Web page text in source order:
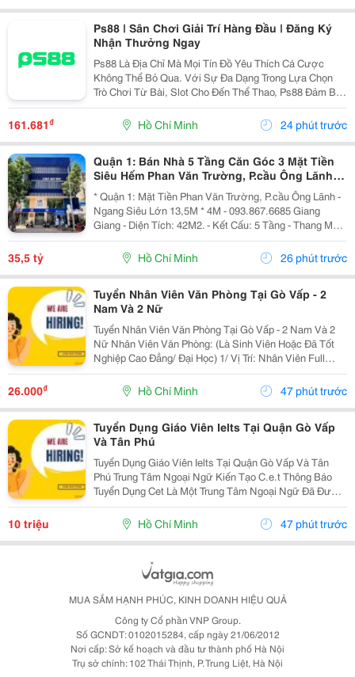
Ps88 | Sân Chơi Giải Trí Hàng Đầu | Đăng Ký
Nhận Thưởng Ngay
Ps88 Là Địa Chỉ Mà Mọi Tín Đồ Yêu Thích Cá Cược
Không Thể Bỏ Qua. Với Sự Đa Dạng Trong Lựa Chọn
Trò Chơi Từ Bài, Slot Cho Đến Thể Thao, Ps88 Đảm Bảo
Mang Đến Những Giây Phút Thư Giãn Đầy Thú Vị Cho
Người Chơi. Chúng Tôi Cam Kết Cung Cấp Dịch Vụ
Chăm...
161.681₫ Hồ Chí Minh 24 phút trước
Quận 1: Bán Nhà 5 Tầng Căn Góc 3 Mặt Tiền
Siêu Hếm Phan Văn Trường, P.cầu Ông Lãnh-
Dt 13M*4M- Chính Chủ Chào Giá Tốt
* Quận 1: Mặt Tiền Phan Văn Trường, P.cầu Ông Lãnh -
Ngang Siêu Lớn 13,5M * 4M - 093.867.6685 Giang
Giang - Diện Tích: 42M2. - Kết Cấu: 5 Tầng - Thang Máy
- Từ Lầu 2 Xây Vươn Ban Công Ra Rộng 4,5M - Các
Tầng Đều Thiết Kế Làm Vp Cty. - Đang Sẵn...
35,5 tỷ Hồ Chí Minh 26 phút trước
Tuyển Nhân Viên Văn Phòng Tại Gò Vấp - 2
Nam Và 2 Nữ
Tuyển Nhân Viên Văn Phòng Tại Gò Vấp - 2 Nam Và 2
Nữ Nhân Viên Văn Phòng: (Là Sinh Viên Hoặc Đã Tốt
Nghiệp Cao Đẳng/ Đại Học) 1/ Vị Trí: Nhân Viên Full
Time (2 Nam 2 Nữ) Ca Làm: 13:00 Đến 21:00 (1 Tháng
Được Nghỉ Phép 1 Ngày, Và Hưởng Các Ngày...
26.000₫ Hồ Chí Minh 47 phút trước
Tuyển Dụng Giáo Viên Ielts Tại Quận Gò Vấp
Và Tân Phú
Tuyển Dụng Giáo Viên Ielts Tại Quận Gò Vấp Và Tân
Phú Trung Tâm Ngoại Ngữ Kiến Tạo C.e.t Thông Báo
Tuyển Dụng Cet Là Một Trung Tâm Ngoại Ngữ Đã Được
Thành Lập 16 Năm Chuyên Về Chương Trình Anh Văn
Học Thuật Ielts &Ndash; Toefl Ibt. Trung Tâm...
10 triệu Hồ Chí Minh 47 phút trước
MUA SẮM HẠNH PHÚC, KINH DOANH HIỆU QUẢ
Công ty Cổ phần VNP Group.
Số GCNDT: 0102015284, cấp ngày 21/06/2012
Nơi cấp: Sở kế hoạch và đầu tư thành phố Hà Nội
Trụ sở chính: 102 Thái Thịnh, P. Trung Liệt, Hà Nội